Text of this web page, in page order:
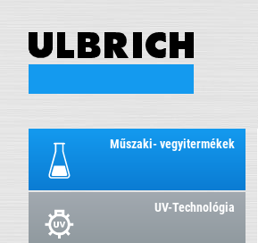
Műszaki- vegyitermékek
UV-Technológia